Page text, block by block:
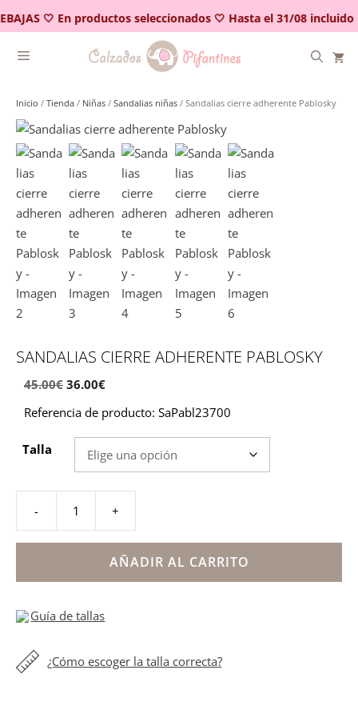
🤍 En productos seleccionados 🤍 Hasta el 31/08 incluido
al
contenido
Inicio / Tienda / Niñas / Sandalias niñas / Sandalias cierre adherente Pablosky
SANDALIAS CIERRE ADHERENTE PABLOSKY
45.00€ El
precio
original
45.00€.
36.00€El
precio
36.00€.
Referencia de producto: SaPabl23700
Talla
-
cierre
adherente
Pablosky
+
AÑADIR AL CARRITO
Guía de tallas
¿Cómo escoger la talla correcta?